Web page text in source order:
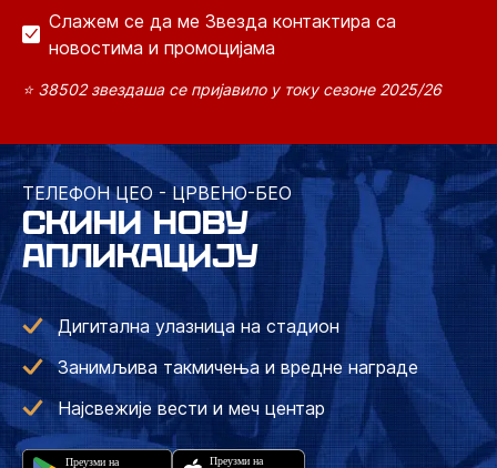
Слажем се да ме Звезда контактира са
новостима и промоцијама
⭐ 38502 звездаша се пријавило у току сезоне 2025/26
ТЕЛЕФОН ЦЕО - ЦРВЕНО-БЕО
СКИНИ НОВУ
АПЛИКАЦИЈУ
Дигитална улазница на стадион
Занимљива такмичења и вредне награде
Најсвежије вести и меч центар